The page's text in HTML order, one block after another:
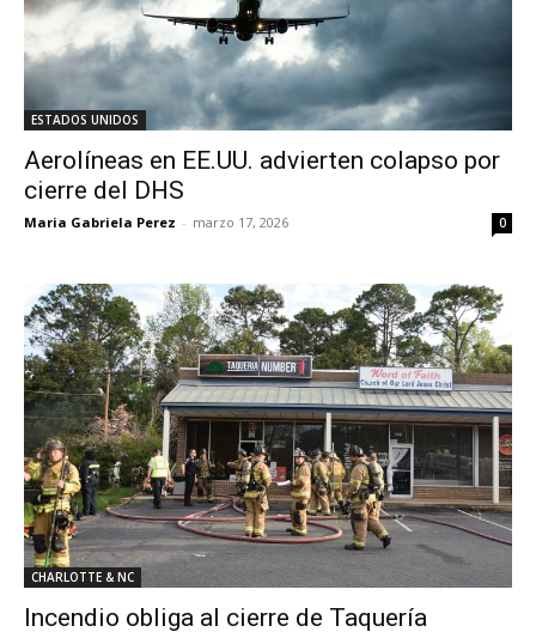
ESTADOS UNIDOS
Aerolíneas en EE.UU. advierten colapso por
cierre del DHS
Maria Gabriela Perez - marzo 17, 2026 0
CHARLOTTE & NC
Incendio obliga al cierre de Taquería